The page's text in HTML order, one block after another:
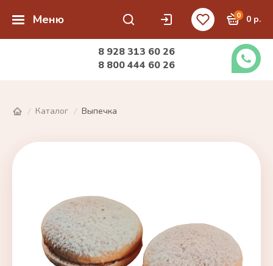
Меню 0 0 р.
8 928 313 60 26
8 800 444 60 26
/ Каталог / Выпечка